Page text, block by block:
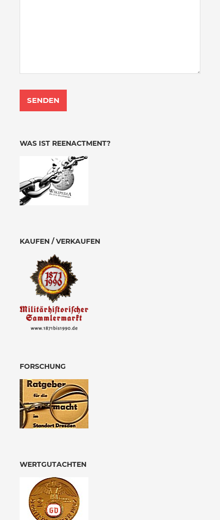
WAS IST REENACTMENT?
KAUFEN / VERKAUFEN
FORSCHUNG
WERTGUTACHTEN